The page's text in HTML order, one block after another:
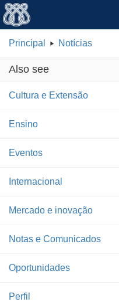
Principal Notícias
Also see
Cultura e Extensão
Ensino
Eventos
Internacional
Mercado e inovação
Notas e Comunicados
Oportunidades
Perfil